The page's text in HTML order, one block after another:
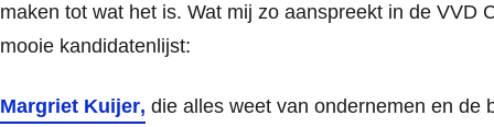
maken tot wat het is. Wat mij zo aanspreekt in de VVD
mooie kandidatenlijst:
Margriet Kuijer, die alles weet van ondernemen en de